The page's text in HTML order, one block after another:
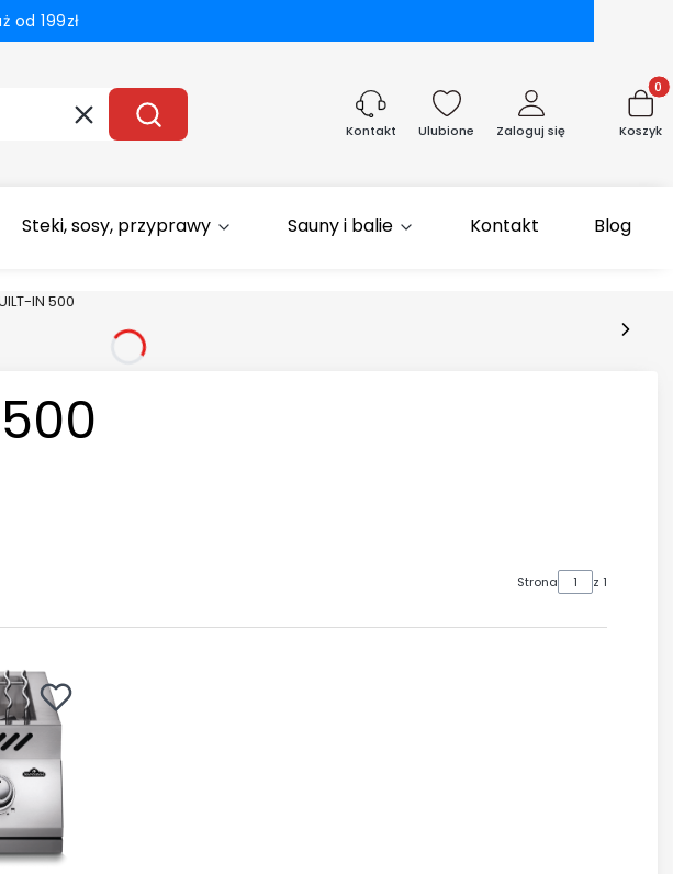
od 199zł
WyczyśćSzukaj Kontakt Ulubione Zaloguj się Koszyk
Steki, sosy, przyprawy Sauny i balie Kontakt Blog
IN 500
Strona z 1